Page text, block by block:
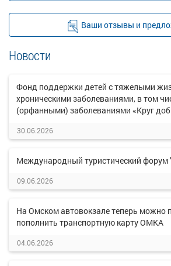
Ваши отзывы и
Новости
Фонд поддержки детей с тяжелыми
хроническими заболеваниями, в том
(орфанными) заболеваниями «Круг
30.06.2026
Международный туристический форум
09.06.2026
На Омском автовокзале теперь можно
пополнить транспортную карту ОМКА
04.06.2026